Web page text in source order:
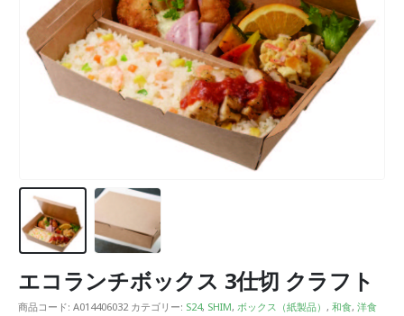
エコランチボックス 3仕切 クラフト
商品コード: A014406032 カテゴリー: S24, SHIM, ボックス（紙製品） , 和食, 洋食